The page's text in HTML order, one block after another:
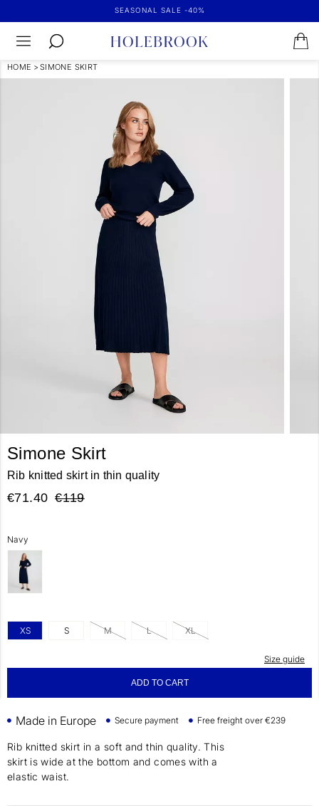
SEASONAL SALE -40%
HOME > SIMONE SKIRT
Simone Skirt
Rib knitted skirt in thin quality
€71.40 €119
Navy
XS S M L XL
Size guide
ADD TO CART
Made in Europe Secure payment Free freight over €239
Rib knitted skirt in a soft and thin quality. This
skirt is wide at the bottom and comes with a
elastic waist.